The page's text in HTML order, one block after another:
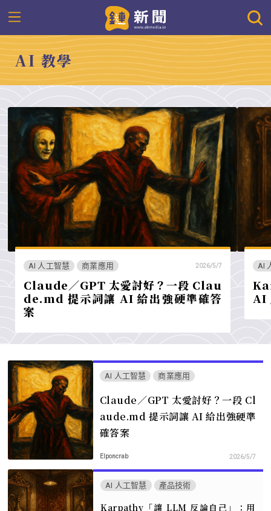
AI 教學
AI 人工智慧 商業應用 2026/5/7
Claude／GPT 太愛討好？一段 Clau
de.md 提示詞讓 AI 給出強硬準確答
案
AI
AI
AI 人工智慧 商業應用
Claude／GPT 太愛討好？一段 Cl
aude.md 提示詞讓 AI 給出強硬準
確答案
Elponcrab 2026/5/7
AI 人工智慧 產品技術
Karpathy「讓 LLM 反論自己」：用